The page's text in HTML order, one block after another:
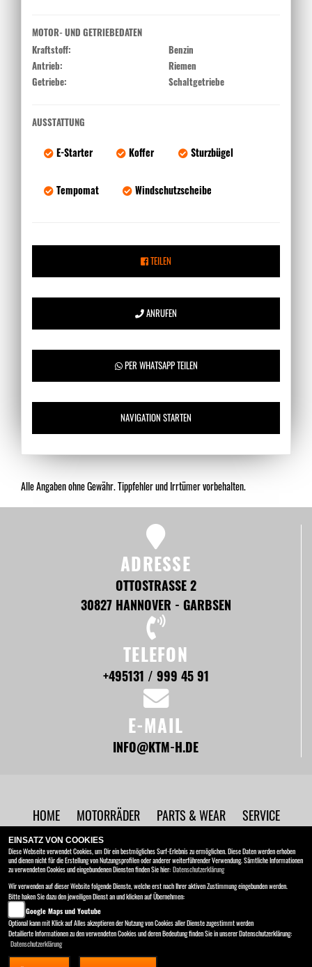
MOTOR- UND GETRIEBEDATEN
Kraftstoff:
Benzin
Antrieb:
Riemen
Getriebe:
Schaltgetriebe
AUSSTATTUNG
E-Starter Koffer Sturzbügel
Tempomat Windschutzscheibe
TEILEN
ANRUFEN
PER WHATSAPP TEILEN
NAVIGATION STARTEN
Alle Angaben ohne Gewähr. Tippfehler und Irrtümer vorbehalten.
ADRESSE
OTTOSTRASSE 2
30827 HANNOVER - GARBSEN
TELEFON
+495131 / 999 45 91
E-MAIL
INFO@KTM-H.DE
HOME MOTORRÄDER PARTS & WEAR
SERVICE
UNTERNEHMEN
BRC Motorrad GmbH
Ottostraße 2 , 30827 Hannover - Garbsen
Kontakt AGB
Impressum
EINSATZ VON COOKIES
Diese Webseite verwendet Cookies, um Dir ein bestmögliches Surf-Erlebnis zu ermöglichen. Diese Daten werden erhoben
und dienen nicht für die Erstellung von Nutzungsprofilen oder anderer weiterführender Verwendung. Sämtliche Informationen
zu verwendeten Cookies und eingebundenen Diensten finden Sie hier: Datenschutzerklärung
Wir verwenden auf dieser Website folgende Dienste, welche erst nach Ihrer aktiven Zustimmung eingebunden werden.
Bitte haken Sie dazu den jeweiligen Dienst an und klicken auf Übernehmen:
Google Maps und Youtube
Optional kann mit Klick auf Alles akzeptieren der Nutzung von Cookies aller Dienste zugestimmt werden
Detailierte Informationen zu den verwendeten Cookies und deren Bedeutung finden Sie in unserer Datenschutzerklärung:
Datenschutzerklärung